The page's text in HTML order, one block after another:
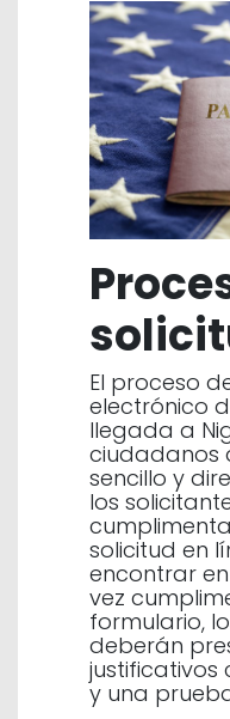
El proceso
electrónico
llegada a
ciudadanos
sencillo y
los
solicitud en
encontrar en
vez
formulario,
deberán
y una